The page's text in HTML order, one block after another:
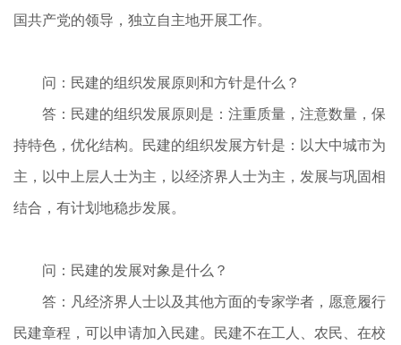
国共产党的领导，独立自主地开展工作。
问：民建的组织发展原则和方针是什么？
答：民建的组织发展原则是：注重质量，注意数量，保
持特色，优化结构。民建的组织发展方针是：以大中城市为
主，以中上层人士为主，以经济界人士为主，发展与巩固相
结合，有计划地稳步发展。
问：民建的发展对象是什么？
答：凡经济界人士以及其他方面的专家学者，愿意履行
民建章程，可以申请加入民建。民建不在工人、农民、在校